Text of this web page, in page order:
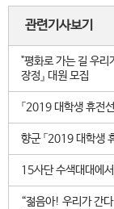
관련기사보기
"평화로 가는 길 우리
장정』 대원 모집
「2019 대학생 휴전
향군 「2019 대학생
15사단 수색대대에
“젊음아! 우리가 간